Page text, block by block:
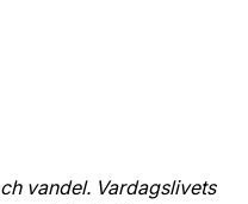
vandel. Vardagslivets